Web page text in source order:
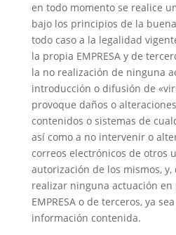
en todo momento se realice
bajo los principios de la
todo caso a la legalidad
la propia EMPRESA y de
la no realización de ninguna
introducción o difusión de
provoque daños o
contenidos o sistemas de
así como a no intervenir o
correos electrónicos de otros
autorización de los mismos,
realizar ninguna actuación
EMPRESA o de terceros, ya
información contenida.